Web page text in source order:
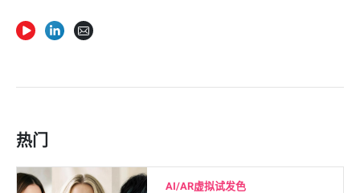
热门
AI/AR虚拟试发色